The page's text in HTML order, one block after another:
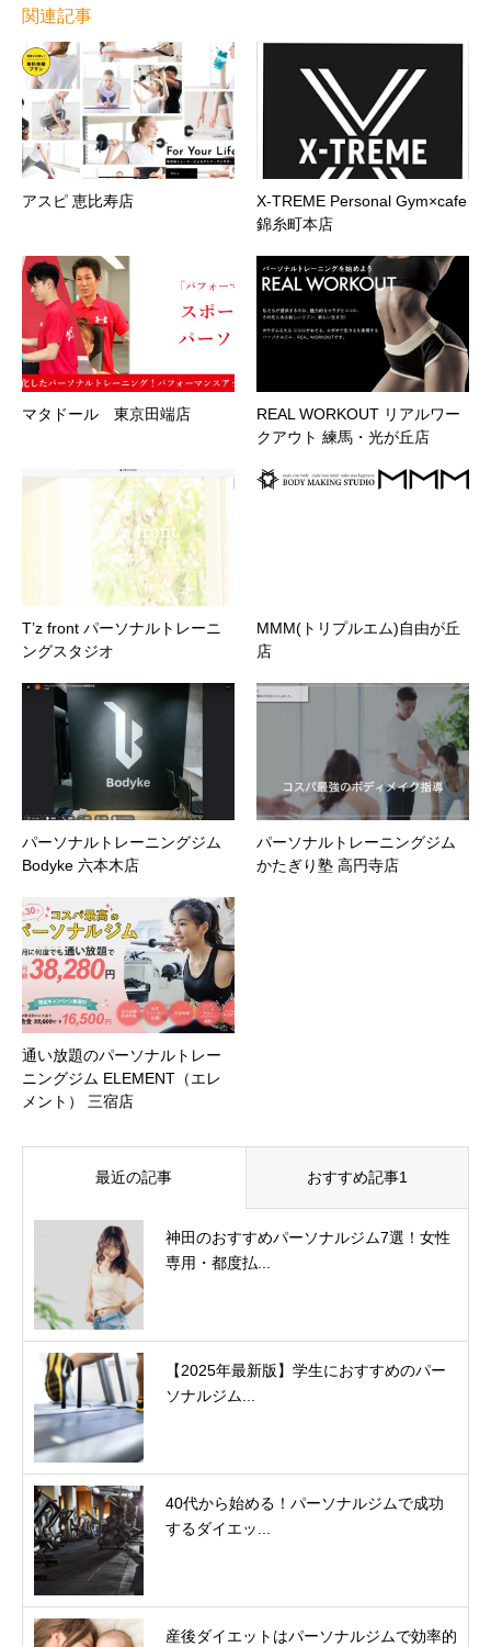
関連記事
アスピ 恵比寿店
X-TREME Personal Gym×cafe
錦糸町本店
マタドール 東京田端店
REAL WORKOUT リアルワー
クアウト 練馬・光が丘店
T’z front パーソナルトレーニ
ングスタジオ
MMM(トリプルエム)自由が丘
店
パーソナルトレーニングジム
Bodyke 六本木店
パーソナルトレーニングジム
かたぎり塾 高円寺店
通い放題のパーソナルトレー
ニングジム ELEMENT（エレ
メント） 三宿店
最近の記事 おすすめ記事1
神田のおすすめパーソナルジム7選！女性
専用・都度払...
【2025年最新版】学生におすすめのパー
ソナルジム...
40代から始める！パーソナルジムで成功
するダイエッ...
産後ダイエットはパーソナルジムで効率的